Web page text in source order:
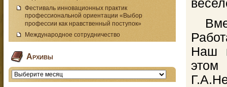
Фестиваль инновационных практик
профессиональной ориентации «Выбор
профессии как нравственный поступок»
Международное сотрудничество
Архивы
Наш
этом